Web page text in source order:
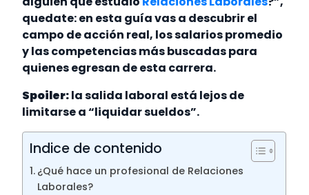
quedate: en esta guía vas a descubrir el
campo de acción real, los salarios promedio
y las competencias más buscadas para
quienes egresan de esta carrera.
Spoiler:la salida laboral está lejos de
limitarse a “liquidar sueldos”.
Indice de contenido
¿Qué hace un profesional de Relaciones
Laborales?